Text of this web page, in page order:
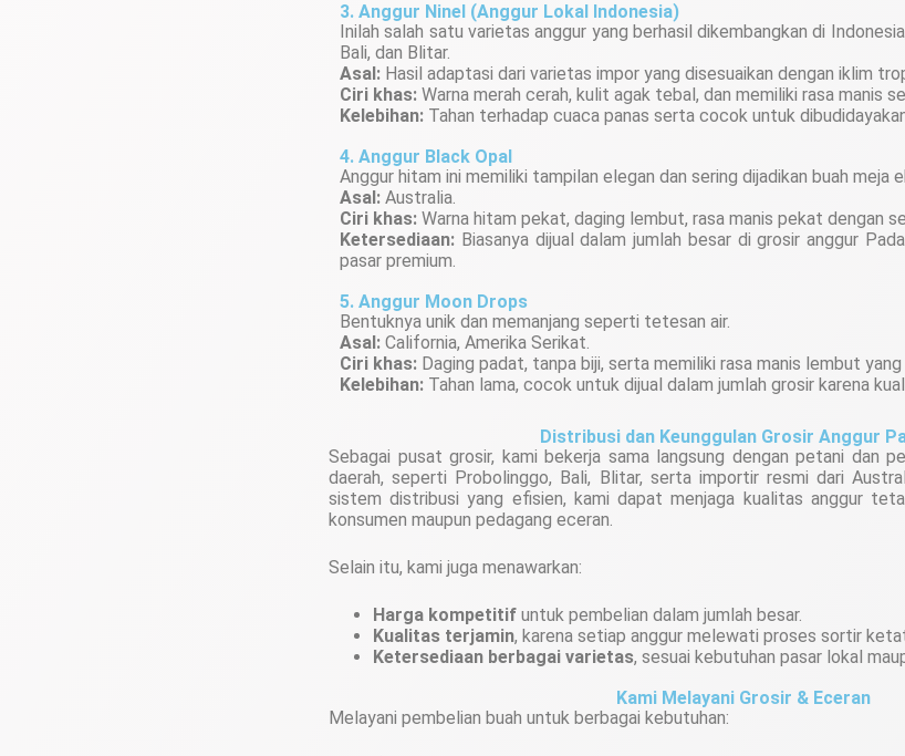
3. Anggur Ninel (Anggur Lokal Indonesia)
Inilah salah satu varietas anggur yang berhasil dikembangkan di
Bali, dan Blitar.
Asal: Hasil adaptasi dari varietas impor yang disesuaikan dengan iklim
Ciri khas: Warna merah cerah, kulit agak tebal, dan memiliki rasa manis
Kelebihan: Tahan terhadap cuaca panas serta cocok untuk
4. Anggur Black Opal
Anggur hitam ini memiliki tampilan elegan dan sering dijadikan buah meja
Asal: Australia.
Ciri khas: Warna hitam pekat, daging lembut, rasa manis pekat dengan
Ketersediaan: Biasanya dijual dalam jumlah besar di grosir anggur
pasar premium.
5. Anggur Moon Drops
Bentuknya unik dan memanjang seperti tetesan air.
Asal: California, Amerika Serikat.
Ciri khas: Daging padat, tanpa biji, serta memiliki rasa manis lembut yang
Kelebihan: Tahan lama, cocok untuk dijual dalam jumlah grosir karena
Distribusi dan Keunggulan Grosir Anggur
Sebagai pusat grosir, kami bekerja sama langsung dengan petani dan
daerah, seperti Probolinggo, Bali, Blitar, serta importir resmi dari
sistem distribusi yang efisien, kami dapat menjaga kualitas anggur
konsumen maupun pedagang eceran.
Selain itu, kami juga menawarkan:
Harga kompetitif untuk pembelian dalam jumlah besar.
Kualitas terjamin, karena setiap anggur melewati proses sortir
Ketersediaan berbagai varietas, sesuai kebutuhan pasar lokal
Kami Melayani Grosir & Eceran
Melayani pembelian buah untuk berbagai kebutuhan: